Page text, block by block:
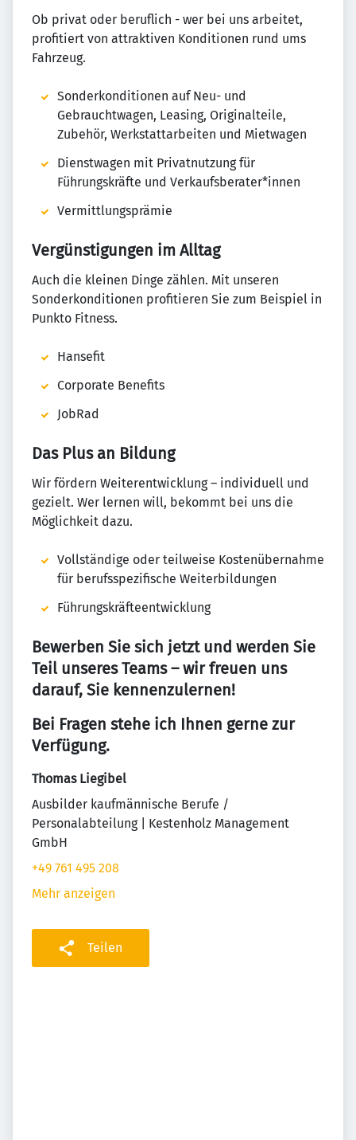
Ob privat oder beruflich - wer bei uns arbeitet,
profitiert von attraktiven Konditionen rund ums
Fahrzeug.
Sonderkonditionen auf Neu- und
Gebrauchtwagen, Leasing, Originalteile,
Zubehör, Werkstattarbeiten und Mietwagen
Dienstwagen mit Privatnutzung für
Führungskräfte und Verkaufsberater*innen
Vermittlungsprämie
Vergünstigungen im Alltag
Auch die kleinen Dinge zählen. Mit unseren
Sonderkonditionen profitieren Sie zum Beispiel in
Punkto Fitness.
Hansefit
Corporate Benefits
JobRad
Das Plus an Bildung
Wir fördern Weiterentwicklung – individuell und
gezielt. Wer lernen will, bekommt bei uns die
Möglichkeit dazu.
Vollständige oder teilweise Kostenübernahme
für berufsspezifische Weiterbildungen
Führungskräfteentwicklung
Bewerben Sie sich jetzt und werden Sie
Teil unseres Teams – wir freuen uns
darauf, Sie kennenzulernen!
Bei Fragen stehe ich Ihnen gerne zur
Verfügung.
Thomas Liegibel
Ausbilder kaufmännische Berufe /
Personalabteilung | Kestenholz Management
GmbH
+49 761 495 208
Mehr anzeigen
Teilen